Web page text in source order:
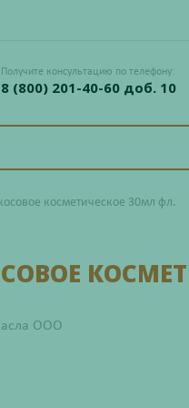
Получите консультацию по телефону:
8 (800) 201-40-60 доб. 10
косметическое 30мл фл.
ООО